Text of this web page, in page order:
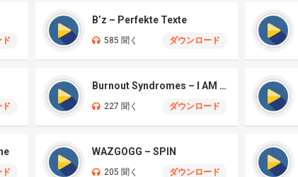
ド
B’z – Perfekte Texte
585 聞く ダウンロード
ド
Burnout Syndromes – I AM A HERO
227 聞く ダウンロード
ド
WAZGOGG – SPIN
205 聞く ダウンロード